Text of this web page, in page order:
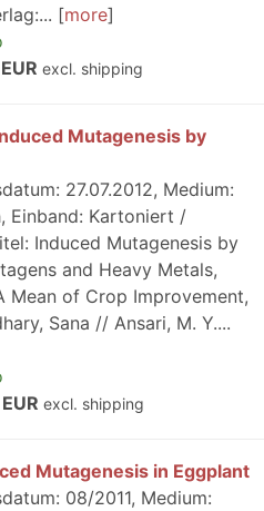
more
excl. shipping
Mutagenesis by
27.07.2012, Medium:
Einband: Kartoniert /
Induced Mutagenesis by
and Heavy Metals,
Mean of Crop Improvement,
Sana // Ansari, M. Y....
excl. shipping
Mutagenesis in Eggplant
08/2011, Medium: